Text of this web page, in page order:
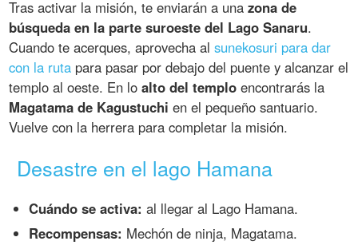
Tras activar la misión, te enviarán a unazona de
búsqueda en la parte suroeste del Lago Sanaru.
Cuando te acerques, aprovecha alsunekosuri para dar
con la ruta para pasar por debajo del puente y alcanzar el
templo al oeste. En loalto del templo encontrarás la
Magatama de Kagustuchi en el pequeño santuario.
Vuelve con la herrera para completar la misión.
Desastre en el lago Hamana
Cuándo se activa: al llegar al Lago Hamana.
Recompensas: Mechón de ninja, Magatama.